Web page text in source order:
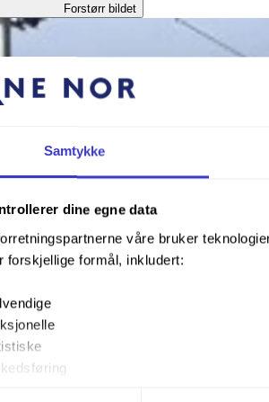
Samtykke
dine egne data
våre bruker
forskjellige formål, inkludert:
Forstørr bildet